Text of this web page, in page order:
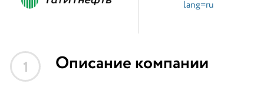
lang=ru
1 Описание компании